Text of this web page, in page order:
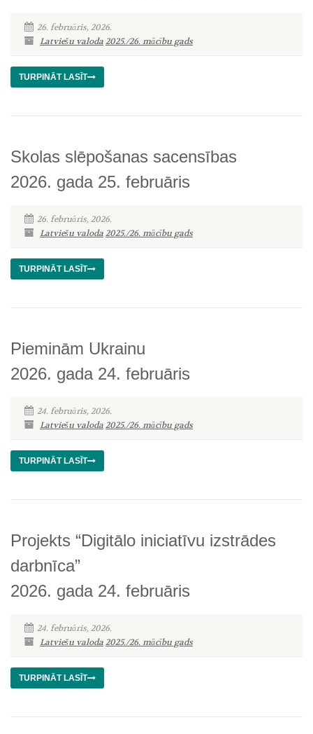
26. februāris, 2026.
Latviešu valoda2025./26. mācību gads
TURPINĀT LASĪT
Skolas slēpošanas sacensības
2026. gada 25. februāris
26. februāris, 2026.
Latviešu valoda2025./26. mācību gads
TURPINĀT LASĪT
Pieminām Ukrainu
2026. gada 24. februāris
24. februāris, 2026.
Latviešu valoda2025./26. mācību gads
TURPINĀT LASĪT
Projekts “Digitālo iniciatīvu izstrādes
darbnīca”
2026. gada 24. februāris
24. februāris, 2026.
Latviešu valoda2025./26. mācību gads
TURPINĀT LASĪT